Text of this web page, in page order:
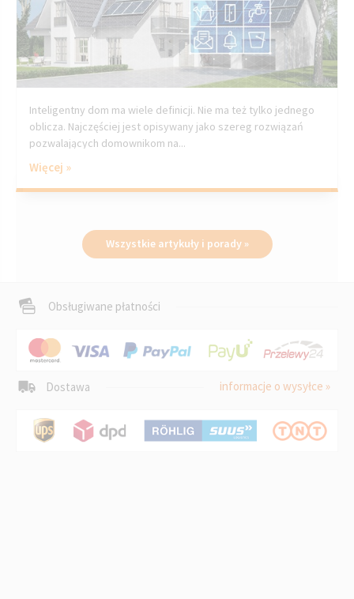
Inteligentny dom ma wiele definicji. Nie ma też tylko jednego
oblicza. Najczęściej jest opisywany jako szereg rozwiązań
pozwalających domownikom na...
Więcej »
Wszystkie artykuły i porady »
Obsługiwane płatności
Dostawa informacje o wysyłce »